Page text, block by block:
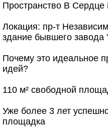
Пространство В Сердце
Локация: пр-т
здание бывшего завода
Почему это идеальное
идей?
110 м² свободной
Уже более 3 лет
площадка